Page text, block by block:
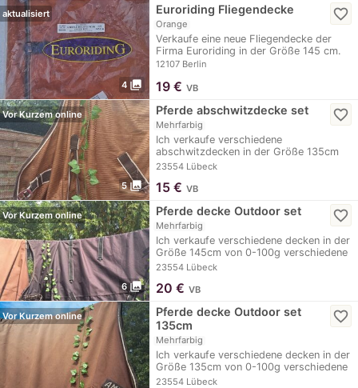
4 photo_library
aktualisiert Euroriding Fliegendecke
Orange
Verkaufe eine neue Fliegendecke der
Firma Euroriding in der Größe 145 cm.
12107 Berlin
favorite_border
19 € VB
5 photo_library
Vor Kurzem online Pferde abschwitzdecke set
Mehrfarbig
Ich verkaufe verschiedene
abschwitzdecken in der Größe 135cm
bis verschiedene marken…
23554 Lübeck
favorite_border
15 € VB
6 photo_library
Vor Kurzem online Pferde decke Outdoor set
Mehrfarbig
Ich verkaufe verschiedene decken in der
Größe 145cm von 0-100g verschiedene
marken…
23554 Lübeck
favorite_border
20 € VB
Vor Kurzem online
Pferde decke Outdoor set
135cm
Mehrfarbig
Ich verkaufe verschiedene decken in der
Größe 135cm von 0-100g verschiedene
marken…
23554 Lübeck
favorite_border